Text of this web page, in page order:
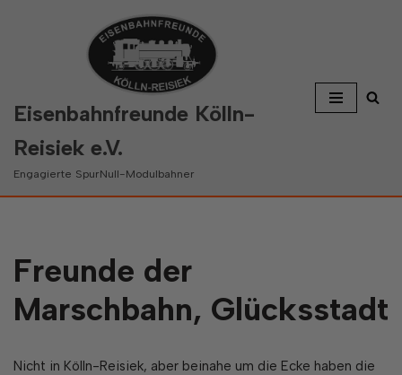
Eisenbahnfreunde Kölln-
Reisiek e.V.
Engagierte SpurNull-Modulbahner
Freunde der
Marschbahn, Glücksstadt
Nicht in Kölln-Reisiek, aber beinahe um die Ecke haben die